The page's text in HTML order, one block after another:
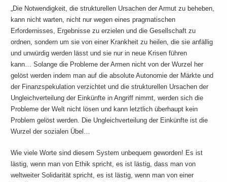
„Die Notwendigkeit, die strukturellen Ursachen der Armut zu beheben,
kann nicht warten, nicht nur wegen eines pragmatischen
Erfordernisses, Ergebnisse zu erzielen und die Gesellschaft zu
ordnen, sondern um sie von einer Krankheit zu heilen, die sie anfällig
und unwürdig werden lässt und sie nur in neue Krisen führen
kann… Solange die Probleme der Armen nicht von der Wurzel her
gelöst werden indem man auf die absolute Autonomie der Märkte und
der Finanzspekulation verzichtet und die strukturellen Ursachen der
Ungleichverteilung der Einkünfte in Angriff nimmt, werden sich die
Probleme der Welt nicht lösen und kann letztlich überhaupt kein
Problem gelöst werden. Die Ungleichverteilung der Einkünfte ist die
Wurzel der sozialen Übel…
Wie viele Worte sind diesem System unbequem geworden! Es ist
lästig, wenn man von Ethik spricht, es ist lästig, dass man von
weltweiter Solidarität spricht, es ist lästig, wenn man von einer